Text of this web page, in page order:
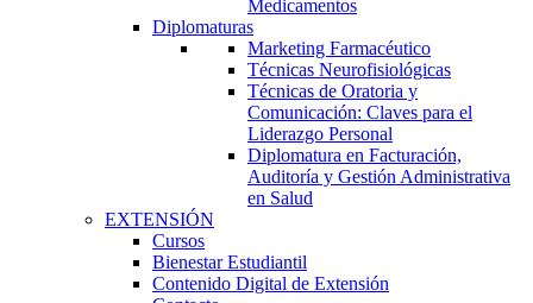
Medicamentos
Diplomaturas
Marketing Farmacéutico
Técnicas Neurofisiológicas
Técnicas de Oratoria y
Comunicación: Claves para el
Liderazgo Personal
Diplomatura en Facturación,
Auditoría y Gestión Administrativa
en Salud
EXTENSIÓN
Cursos
Bienestar Estudiantil
Contenido Digital de Extensión